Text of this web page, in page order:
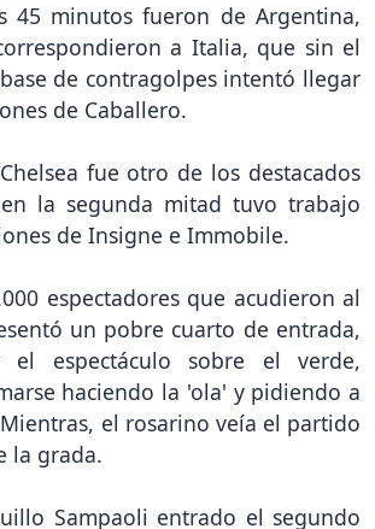
45 minutos fueron de Argentina,
a Italia, que sin el
de contragolpes intentó llegar
de Caballero.
fue otro de los destacados
la segunda mitad tuvo trabajo
de Insigne e Immobile.
espectadores que acudieron al
un pobre cuarto de entrada,
el espectáculo sobre el verde,
haciendo la 'ola' y pidiendo a
el rosarino veía el partido
la grada.
Sampaoli entrado el segundo